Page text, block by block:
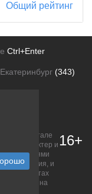
Общий рейтинг
Ctrl+Enter
(343)
на портале
характер и
положениями
описания, и
на сайтах
право на
16+